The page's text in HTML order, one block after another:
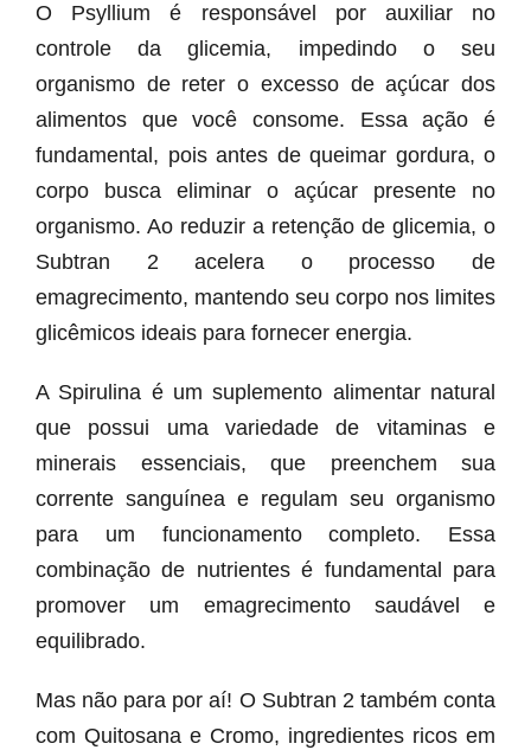
O Psyllium é responsável por auxiliar no
controle da glicemia, impedindo o seu
organismo de reter o excesso de açúcar dos
alimentos que você consome. Essa ação é
fundamental, pois antes de queimar gordura, o
corpo busca eliminar o açúcar presente no
organismo. Ao reduzir a retenção de glicemia, o
Subtran 2 acelera o processo de
emagrecimento, mantendo seu corpo nos limites
glicêmicos ideais para fornecer energia.
A Spirulina é um suplemento alimentar natural
que possui uma variedade de vitaminas e
minerais essenciais, que preenchem sua
corrente sanguínea e regulam seu organismo
para um funcionamento completo. Essa
combinação de nutrientes é fundamental para
promover um emagrecimento saudável e
equilibrado.
Mas não para por aí! O Subtran 2 também conta
com Quitosana e Cromo, ingredientes ricos em